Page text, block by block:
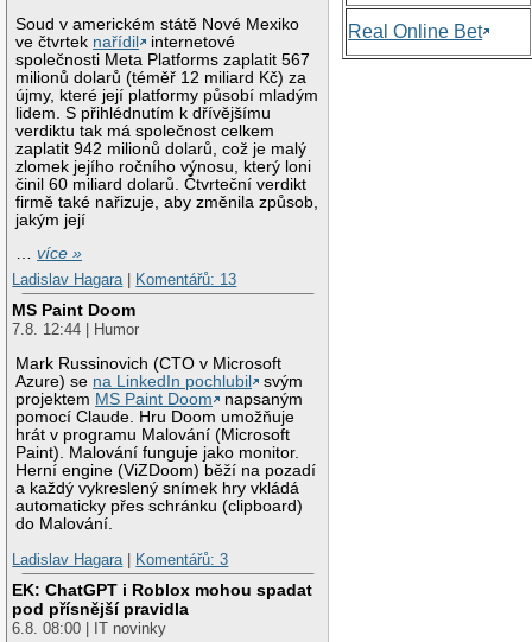
Soud v americkém státě Nové Mexiko
ve čtvrtek nařídil
internetové
společnosti Meta Platforms zaplatit 567
milionů dolarů (téměř 12 miliard Kč) za
újmy, které její platformy působí mladým
lidem. S přihlédnutím k dřívějšímu
verdiktu tak má společnost celkem
zaplatit 942 milionů dolarů, což je malý
zlomek jejího ročního výnosu, který loni
činil 60 miliard dolarů. Čtvrteční verdikt
firmě také nařizuje, aby změnila způsob,
jakým její
…více »
Ladislav Hagara
Komentářů: 13
MS Paint Doom
7.8. 12:44 | Humor
Mark Russinovich (CTO v Microsoft
Azure) se na LinkedIn pochlubil
svým
projektem MS Paint Doom
napsaným
pomocí Claude. Hru Doom umožňuje
hrát v programu Malování (Microsoft
Paint). Malování funguje jako monitor.
Herní engine (ViZDoom) běží na pozadí
a každý vykreslený snímek hry vkládá
automaticky přes schránku (clipboard)
do Malování.
Ladislav Hagara
Komentářů: 3
EK: ChatGPT i Roblox mohou spadat
pod přísnější pravidla
6.8. 08:00 | IT novinky
Real Online Bet